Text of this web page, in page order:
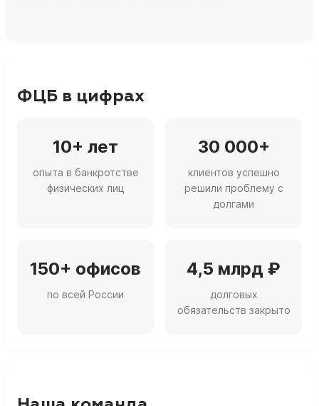
ФЦБ в цифрах
10+ лет
опыта в банкротстве
физических лиц
30 000+
клиентов успешно
решили проблему с
долгами
150+ офисов
по всей России
4,5 млрд ₽
долговых
обязательств закрыто